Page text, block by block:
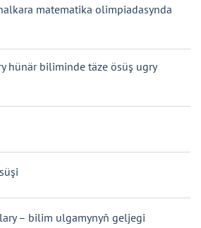
matematika olimpiadasynda
hünär biliminde täze ösüş ugry
– bilim ulgamynyň geljegi